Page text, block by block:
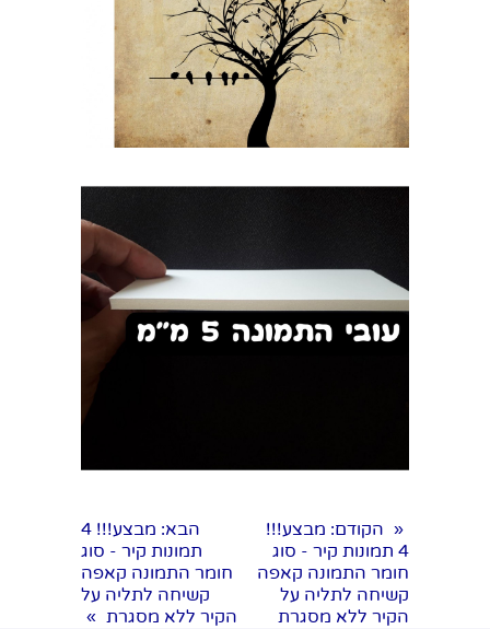
« הקודם: מבצע!!!
4 תמונות קיר - סוג
חומר התמונה קאפה
קשיחה לתליה על
הקיר ללא מסגרת
הבא
: מבצע!!! 4
תמונות קיר - סוג
חומר התמונה קאפה
קשיחה לתליה על
הקיר ללא מסגרת »